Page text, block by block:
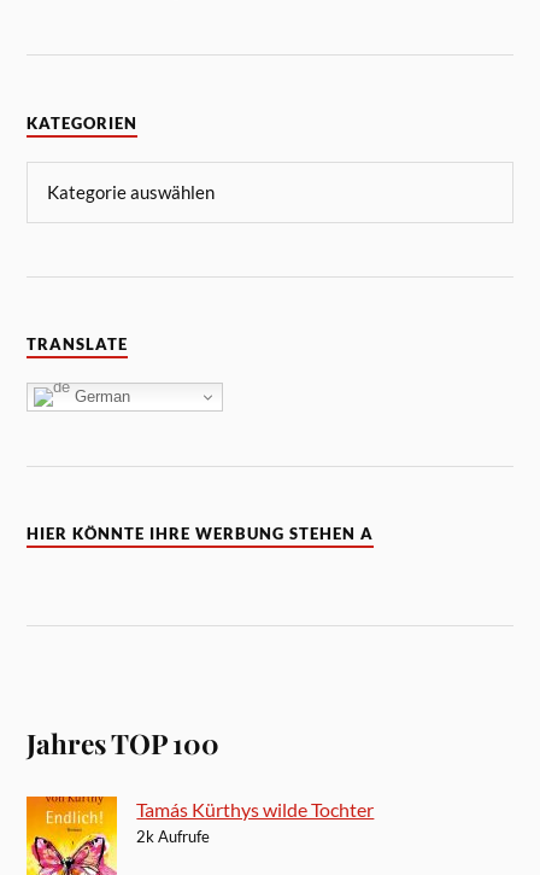
KATEGORIEN
TRANSLATE
German
HIER KÖNNTE IHRE WERBUNG STEHEN A
Jahres TOP 100
Tamás Kürthys wilde Tochter
2k Aufrufe